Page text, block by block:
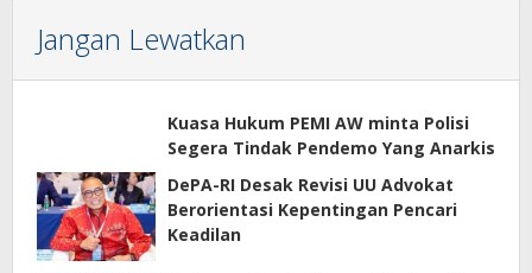
Jangan Lewatkan
Kuasa Hukum PEMI AW minta Polisi
Segera Tindak Pendemo Yang Anarkis
DePA-RI Desak Revisi UU Advokat
Berorientasi Kepentingan Pencari
Keadilan